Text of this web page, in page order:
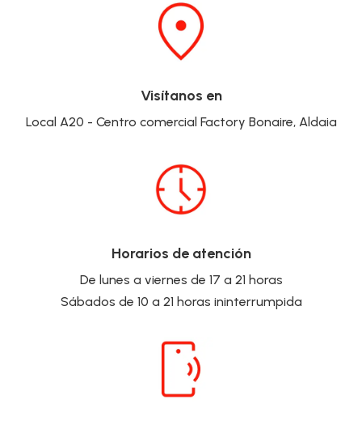
Visítanos en
Local A20 - Centro comercial Factory Bonaire, Aldaia
Horarios de atención
De lunes a viernes de 17 a 21 horas
Sábados de 10 a 21 horas ininterrumpida